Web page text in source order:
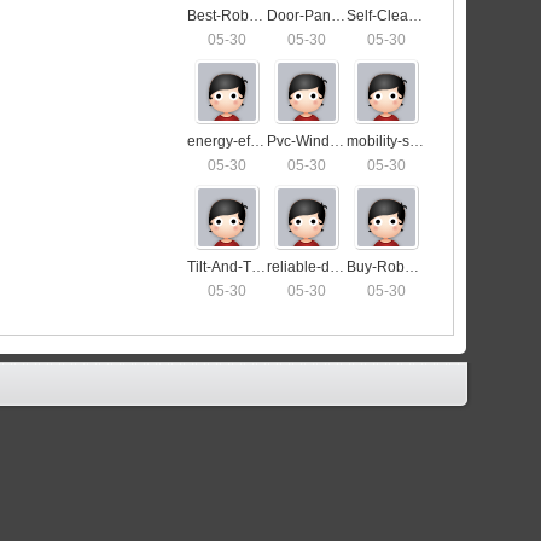
Best-Robot-Vacuum-Cleaners6219
05-30
Door-Panel-Replacement4208
05-30
Self-Cleaning-Vacuum7162
05-30
energy-efficient-cat-flap-installation6081
05-30
Pvc-Window-Handle-Replacement0789
05-30
mobility-scooters-cheap8194
05-30
Tilt-And-Turn-Window-Repair8794
05-30
reliable-door-hinge-repairman3501
05-30
Buy-Robot-Vacuum0117
05-30